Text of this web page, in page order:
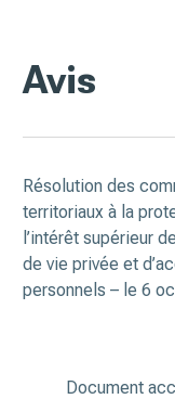
Avis
Résolution des
territoriaux à la
l’intérêt supérieur
de vie privée et
personnels – le 6
Document